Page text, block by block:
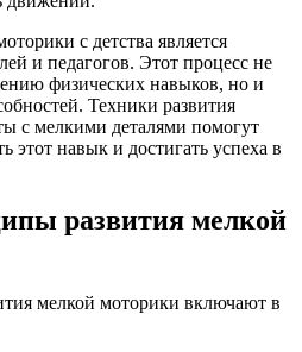
с детства является
и педагогов. Этот процесс не
физических навыков, но и
Техники развития
с мелкими деталями помогут
этот навык и достигать успеха в
развития мелкой
мелкой моторики включают в